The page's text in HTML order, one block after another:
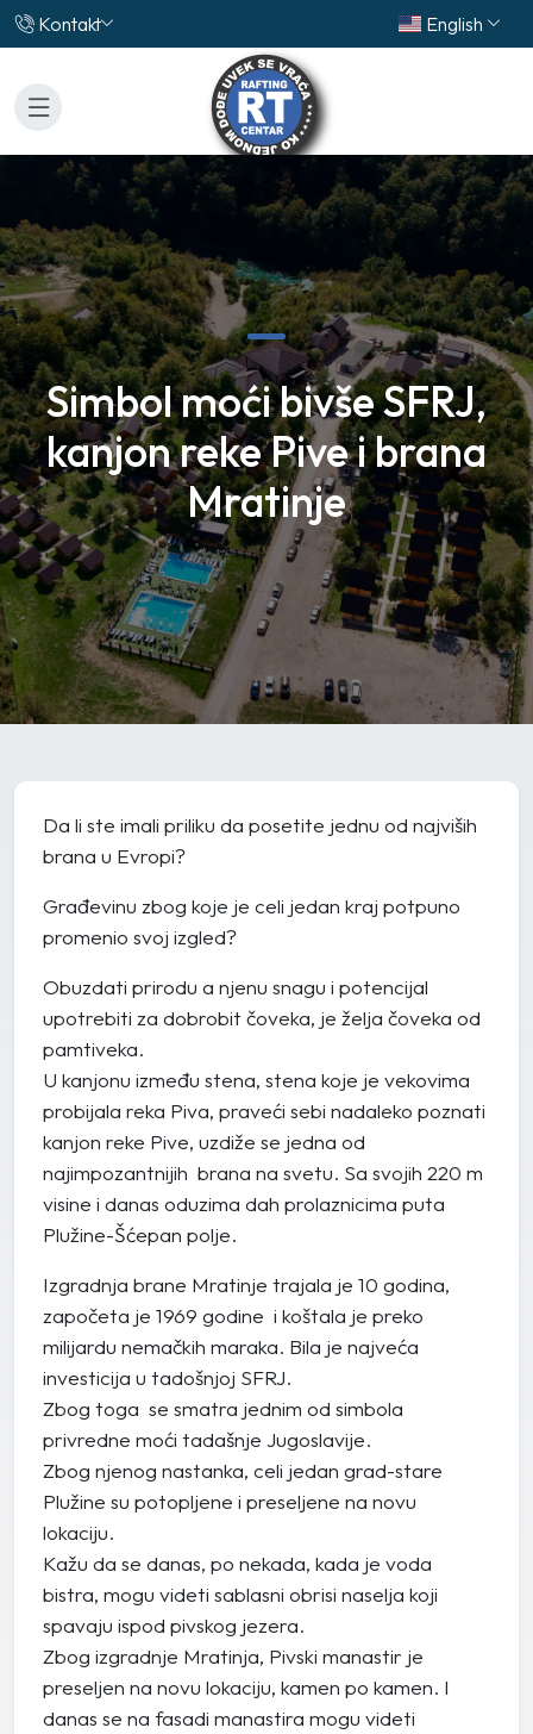
Kontakt English
Simbol moći bivše SFRJ,
kanjon reke Pive i brana
Mratinje
Da li ste imali priliku da posetite jednu od najviših
brana u Evropi?
Građevinu zbog koje je celi jedan kraj potpuno
promenio svoj izgled?
Obuzdati prirodu a njenu snagu i potencijal
upotrebiti za dobrobit čoveka, je želja čoveka od
pamtiveka.
U kanjonu između stena, stena koje je vekovima
probijala reka Piva, praveći sebi nadaleko poznati
kanjon reke Pive, uzdiže se jedna od
najimpozantnijih brana na svetu. Sa svojih 220 m
visine i danas oduzima dah prolaznicima puta
Plužine-Šćepan polje.
Izgradnja brane Mratinje trajala je 10 godina,
započeta je 1969 godine i koštala je preko
milijardu nemačkih maraka. Bila je najveća
investicija u tadošnjoj SFRJ.
Zbog toga se smatra jednim od simbola
privredne moći tadašnje Jugoslavije.
Zbog njenog nastanka, celi jedan grad-stare
Plužine su potopljene i preseljene na novu
lokaciju.
Kažu da se danas, po nekada, kada je voda
bistra, mogu videti sablasni obrisi naselja koji
spavaju ispod pivskog jezera.
Zbog izgradnje Mratinja, Pivski manastir je
preseljen na novu lokaciju, kamen po kamen. I
danas se na fasadi manastira mogu videti